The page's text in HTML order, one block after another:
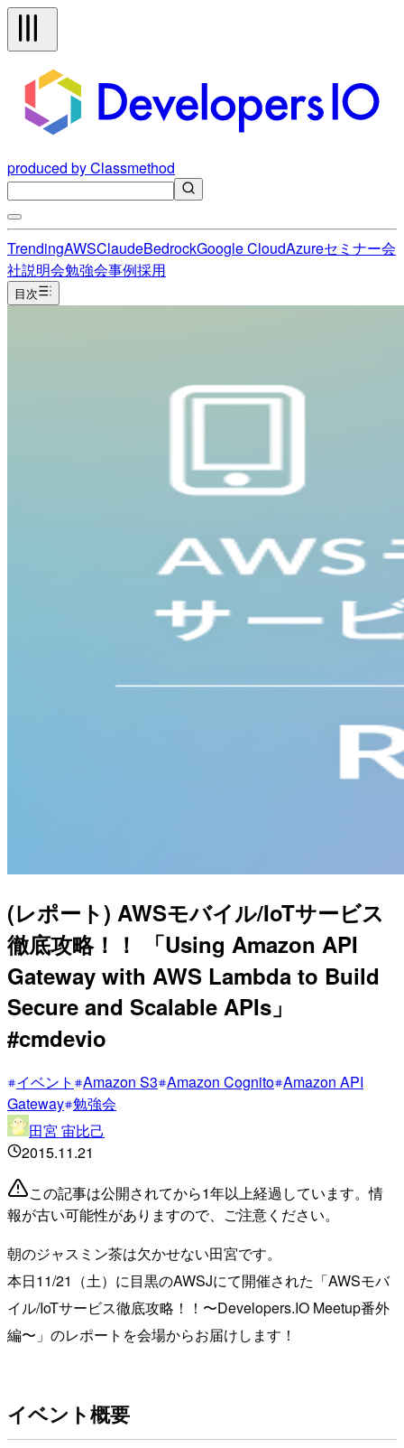
produced by Classmethod
TrendingAWSClaudeBedrockGoogle CloudAzureセミナー会
社説明会勉強会事例採用
目次
(レポート) AWSモバイル/IoTサービス
徹底攻略！！ 「Using Amazon API
Gateway with AWS Lambda to Build
Secure and Scalable APIs」
#cmdevio
イベント Amazon S3 Amazon Cognito Amazon API
Gateway 勉強会
田宮 宙比己
2015.11.21
この記事は公開されてから1年以上経過しています。情
報が古い可能性がありますので、ご注意ください。
朝のジャスミン茶は欠かせない田宮です。
本日11/21（土）に目黒のAWSJにて開催された「AWSモバ
イル/IoTサービス徹底攻略！！〜Developers.IO Meetup番外
編〜」のレポートを会場からお届けします！
イベント概要